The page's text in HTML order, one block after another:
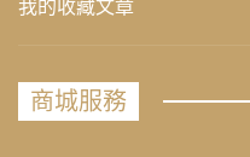
我的收藏文章
商城服務